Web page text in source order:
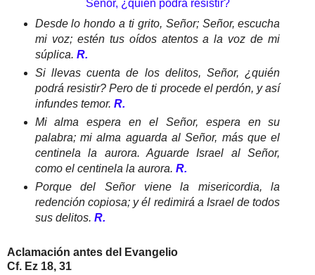
Señor, ¿quién podrá resistir?
Desde lo hondo a ti grito, Señor; Señor, escucha
mi voz; estén tus oídos atentos a la voz de mi
súplica. R.
Si llevas cuenta de los delitos, Señor, ¿quién
podrá resistir? Pero de ti procede el perdón, y así
infundes temor. R.
Mi alma espera en el Señor, espera en su
palabra; mi alma aguarda al Señor, más que el
centinela la aurora. Aguarde Israel al Señor,
como el centinela la aurora. R.
Porque del Señor viene la misericordia, la
redención copiosa; y él redimirá a Israel de todos
sus delitos. R.
Aclamación antes del Evangelio
Cf. Ez 18, 31